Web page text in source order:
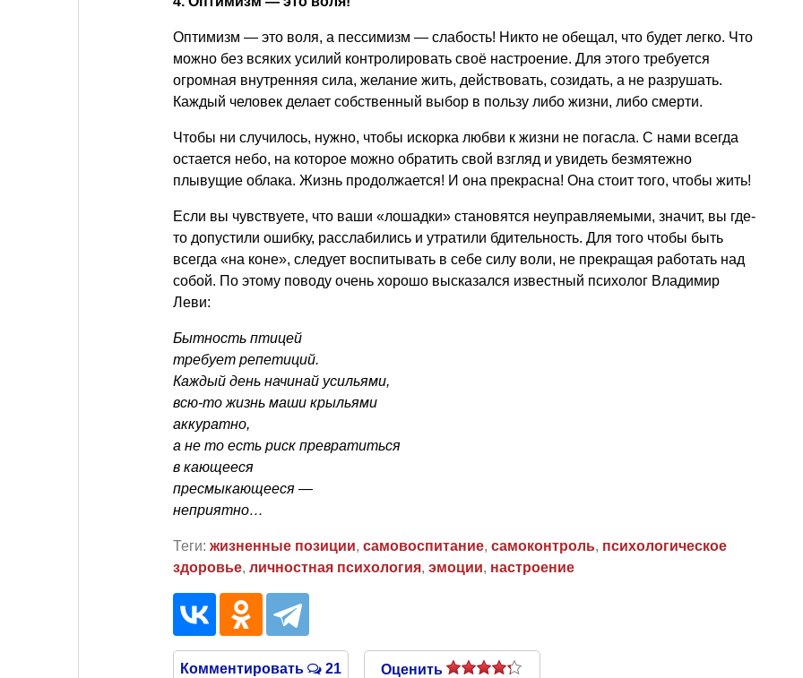
Оптимизм — это воля, а пессимизм — слабость! Никто не обещал, что будет легко. Что
можно без всяких усилий контролировать своё настроение. Для этого требуется
огромная внутренняя сила, желание жить, действовать, созидать, а не разрушать.
Каждый человек делает собственный выбор в пользу либо жизни, либо смерти.
Чтобы ни случилось, нужно, чтобы искорка любви к жизни не погасла. С нами всегда
остается небо, на которое можно обратить свой взгляд и увидеть безмятежно
плывущие облака. Жизнь продолжается! И она прекрасна! Она стоит того, чтобы жить!
Если вы чувствуете, что ваши «лошадки» становятся неуправляемыми, значит, вы где-
то допустили ошибку, расслабились и утратили бдительность. Для того чтобы быть
всегда «на коне», следует воспитывать в себе силу воли, не прекращая работать над
собой. По этому поводу очень хорошо высказался известный психолог Владимир
Леви:
Бытность птицей
требует репетиций.
Каждый день начинай усильями,
всю-то жизнь маши крыльями
аккуратно,
а не то есть риск превратиться
в кающееся
пресмыкающееся —
неприятно…
Теги: жизненные позиции, самовоспитание, самоконтроль, психологическое
здоровье, личностная психология, эмоции, настроение
Комментировать 21 Оценить